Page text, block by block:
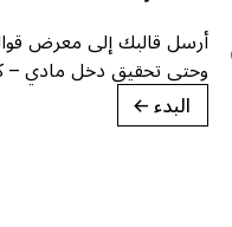
وحتى تحقيق دخل مادي –
البدء →